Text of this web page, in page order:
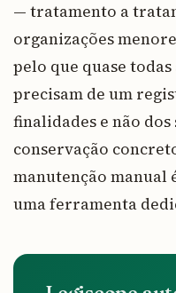
— tratamento a
organizações
pelo que quase
precisam de um
finalidades e não
conservação
manutenção manual
uma ferramenta